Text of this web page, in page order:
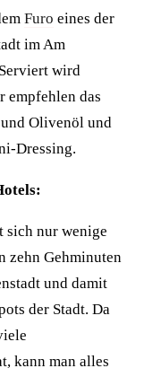
Furo eines der
im Am
wird
empfehlen das
Olivenöl und
Dressing.
sich nur wenige
zehn Gehminuten
und damit
der Stadt. Da
kann man alles